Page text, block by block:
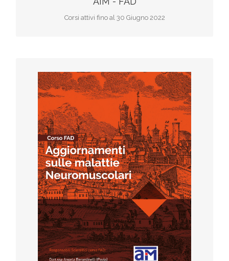
Corsi attivi fino al 30 Giugno 2022
F.A.D
Iscriviti al corso
scarica il programma